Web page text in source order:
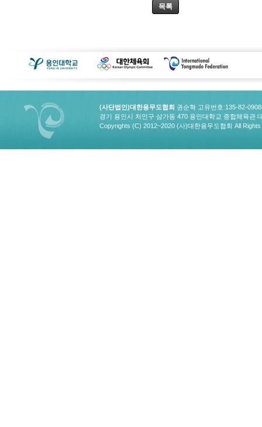
목록
(사단법인)대한용무도협회 권순혁 고유번호:135-82-
경기 용인시 처인구 삼가동 470 용인대학교 종합체육관
Copyrights (C) 2012~2020 (사)대한용무도협회 All